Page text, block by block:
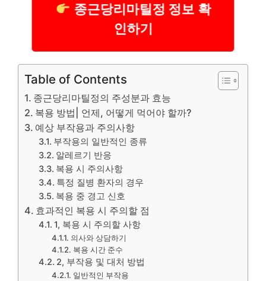
종근당리마틸정 정보 확
인하기
Table of Contents
종근당리마틸정의 주성분과 효능
복용 방법| 언제, 어떻게 먹어야 할까?
예상 부작용과 주의사항
부작용의 일반적인 종류
알레르기 반응
복용 시 주의사항
특정 질병 환자의 경우
복용 중 경고 신호
효과적인 복용 시 주의할 점
1, 복용 시 주의할 사항
의사와 상담하기
복용 시간 준수
2, 부작용 및 대처 방법
일반적인 부작용